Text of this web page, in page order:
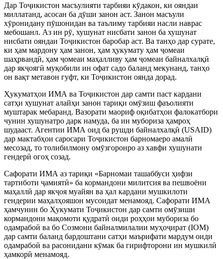
Дар Тоҷикистон масъулияти тарбияи кӯдакон, ки ояндаи
миллатанд, асосан ба дӯши занон аст. Занон масъули
хӯронидану пӯшонидан ва таълиму тарбияи насли наврас
мебошанл. Аз ин рӯ, хушунат нисбати занон ба хушунат
нисбати ояндаи Тоҷикистон баробар аст. Ва танҳо дар сурате,
ки ҳам мардону ҳам занон, ҳам ҳукумату ҳам ҷомеаи
шаҳрвандӣ, ҳам ҷомеаи маҳалливу ҳам ҷомеаи байналхалқӣ
дар якҷоягӣ муқобили ин офат садо баланд мекунанд, танҳо
он вақт метавон гуфт, ки Тоҷикистон оянда дорад.
Ҳукуматҳои ИМА ва Тоҷикистон дар самти паст кардани
сатҳи хушунат алайҳи занон тариқи омӯзиш фаъолияти
муштарак мебаранд. Вазорати маориф оқибатҳои фалокатбори
чунин хушунатро дарк намуда, ба ин мубориза ҳамроҳ
шудааст. Агентии ИМА оид ба рушди байналхалқӣ (USAID)
дар мактабҳои саросари Тоҷикистон барномаеро амалӣ
месозад, то толибилмону омӯзгоронро аз хавфи хушунати
гендерӣ огоҳ созад.
Сафорати ИМА аз тариқи «Барномаи ташаббуси ҳифзи
тартиботи ҷамиятӣ» ба кормандони милитсия ва пешвоёни
маҳаллӣ дар якҷоя муайян ва ҳал кардани мушкилоти
гендерии маҳалҳояшон мусоидат менамояд. Сафорати ИМА
ҳамчунин бо Ҳукумати Тоҷикистон дар самти омӯзиши
кормандони мақомоти қудратӣ оиди роҳҳои мубориза бо
одамрабоӣ ва бо Созмони байналмилалии муҳоҷират (IOM)
дар самти баланд бардоштани сатҳи маърифати мардум оиди
одамрабоӣ ва расонидани кӯмак ба гирифторони ин мушкилӣ
ҳамкорӣ менамояд.